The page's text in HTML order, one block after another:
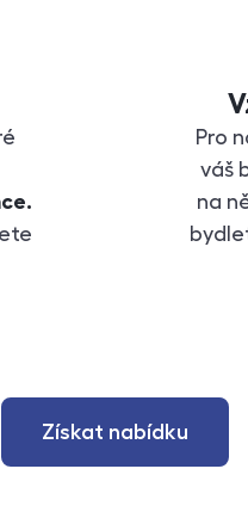
Pro
váš
na
Získat nabídku